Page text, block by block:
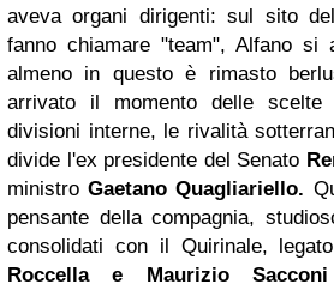
aveva organi dirigenti: sul sito
fanno chiamare "team", Alfano si
almeno in questo è rimasto
arrivato il momento delle scelte
divisioni interne, le rivalità
divide l'ex presidente del Senato
ministroGaetano Quagliariello.
pensante della compagnia,
consolidati con il Quirinale,
Roccellae Maurizio Sacconi